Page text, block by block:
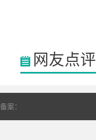
网友点评
备案：